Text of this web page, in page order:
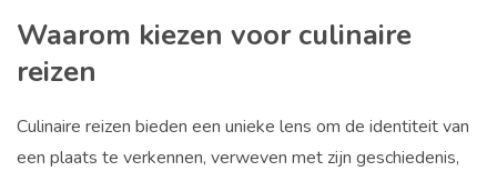
Waarom kiezen voor culinaire
reizen
Culinaire reizen bieden een unieke lens om de identiteit van
een plaats te verkennen, verweven met zijn geschiedenis,